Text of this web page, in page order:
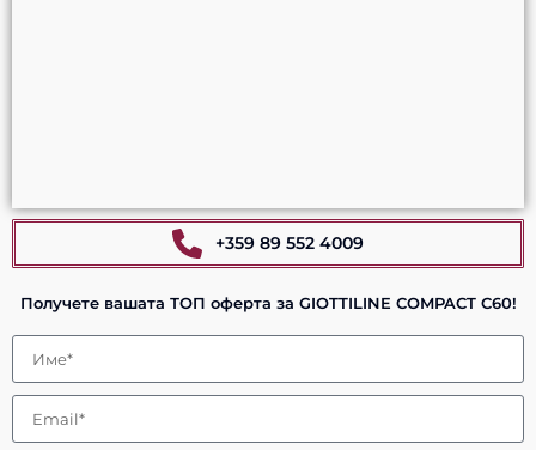
+359 89 552 4009
Получете вашата ТОП оферта за GIOTTILINE COMPACT C60!